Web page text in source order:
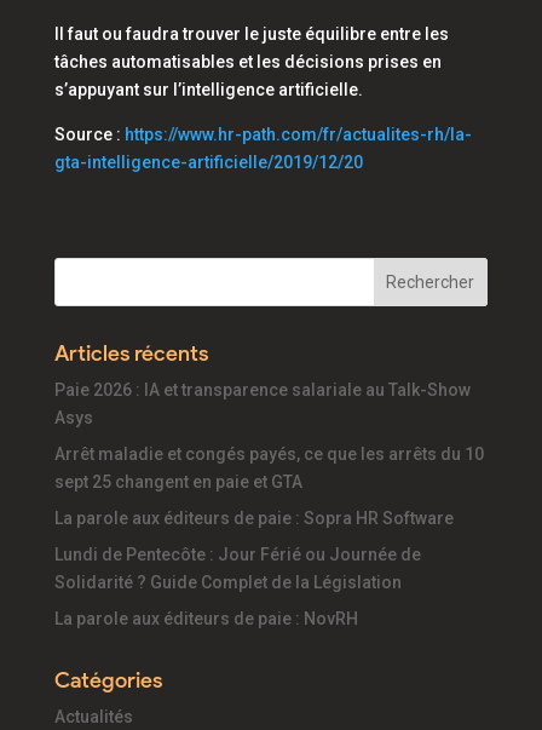
Il faut ou faudra trouver le juste équilibre entre les
tâches automatisables et les décisions prises en
s’appuyant sur l’intelligence artificielle.
Source : https://www.hr-path.com/fr/actualites-rh/la-
gta-intelligence-artificielle/2019/12/20
Articles récents
Paie 2026 : IA et transparence salariale au Talk-Show
Asys
Arrêt maladie et congés payés, ce que les arrêts du 10
sept 25 changent en paie et GTA
La parole aux éditeurs de paie : Sopra HR Software
Lundi de Pentecôte : Jour Férié ou Journée de
Solidarité ? Guide Complet de la Législation
La parole aux éditeurs de paie : NovRH
Catégories
Actualités